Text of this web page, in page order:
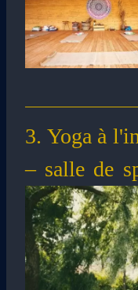
3. Yoga à
– salle de